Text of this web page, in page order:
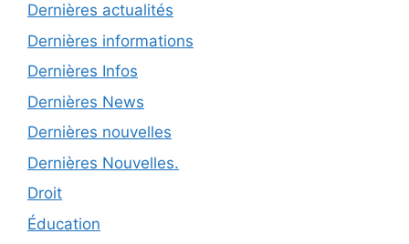
Dernières actualités
Dernières informations
Dernières Infos
Dernières News
Dernières nouvelles
Dernières Nouvelles.
Droit
Éducation